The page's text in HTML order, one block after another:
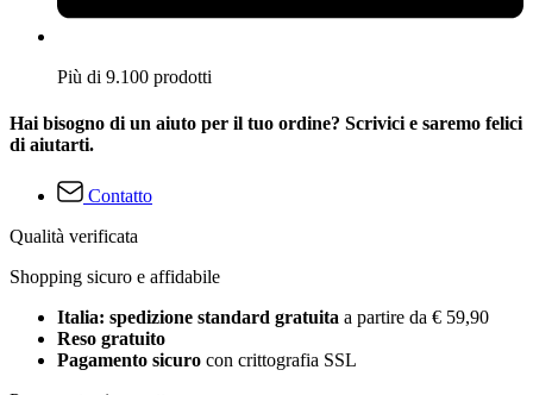
Più di 9.100 prodotti
Hai bisogno di un aiuto per il tuo ordine? Scrivici e saremo felici
di aiutarti.
Contatto
Qualità verificata
Shopping sicuro e affidabile
Italia: spedizione standard gratuita a partire da € 59,90
Reso gratuito
Pagamento sicuro con crittografia SSL